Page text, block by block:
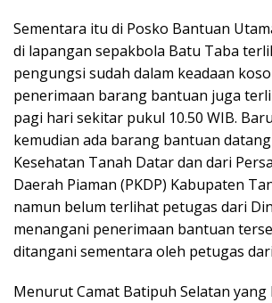
Sementara itu di Posko Bantuan
di lapangan sepakbola Batu Taba
pengungsi sudah dalam keadaan
penerimaan barang bantuan juga
pagi hari sekitar pukul 10.50 WIB.
kemudian ada barang bantuan datang
Kesehatan Tanah Datar dan dari
Daerah Piaman (PKDP) Kabupaten
namun belum terlihat petugas dari
menangani penerimaan bantuan
ditangani sementara oleh petugas
Menurut Camat Batipuh Selatan yang